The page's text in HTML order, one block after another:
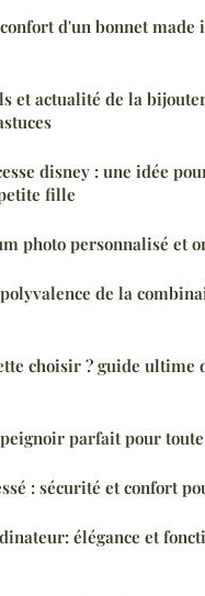
d'un bonnet made
et actualité de la
disney : une idée
fille
photo personnalisé et
de la
choisir ? guide ultime
parfait pour
: sécurité et confort
élégance et